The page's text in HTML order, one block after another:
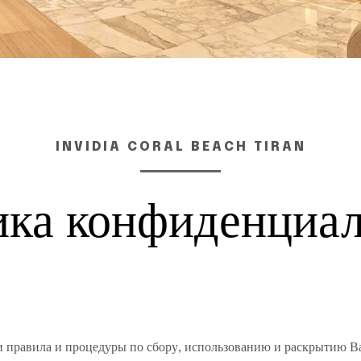
INVIDIA CORAL BEACH TIRAN
и процедуры по сбору, использованию и раскрытию